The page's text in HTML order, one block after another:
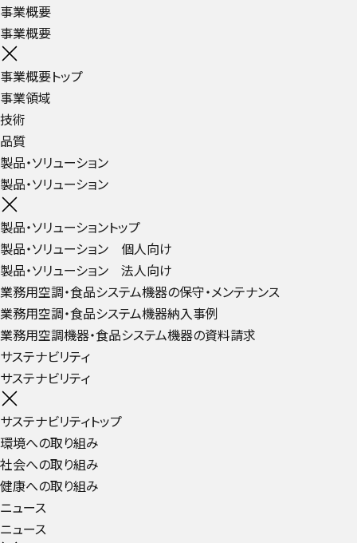
事業概要
事業概要
事業概要トップ
事業領域
技術
品質
製品・ソリューション
製品・ソリューション
製品・ソリューショントップ
製品・ソリューション 個人向け
製品・ソリューション 法人向け
業務用空調・食品システム機器の保守・メンテナンス
業務用空調・食品システム機器納入事例
業務用空調機器・食品システム機器の資料請求
サステナビリティ
サステナビリティ
サステナビリティトップ
環境への取り組み
社会への取り組み
健康への取り組み
ニュース
ニュース